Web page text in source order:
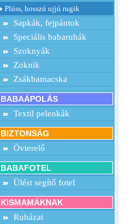
Plüss, hosszú ujjú rugik
Sapkák, fejpántok
Speciális babaruhák
Szoknyák
Zoknik
Zsákbamacska
BABAÁPOLÁS
Textil pelenkák
BIZTONSÁG
Övterelő
BABAFOTEL
Ülést segítő fotel
KISMAMÁKNAK
Ruházat